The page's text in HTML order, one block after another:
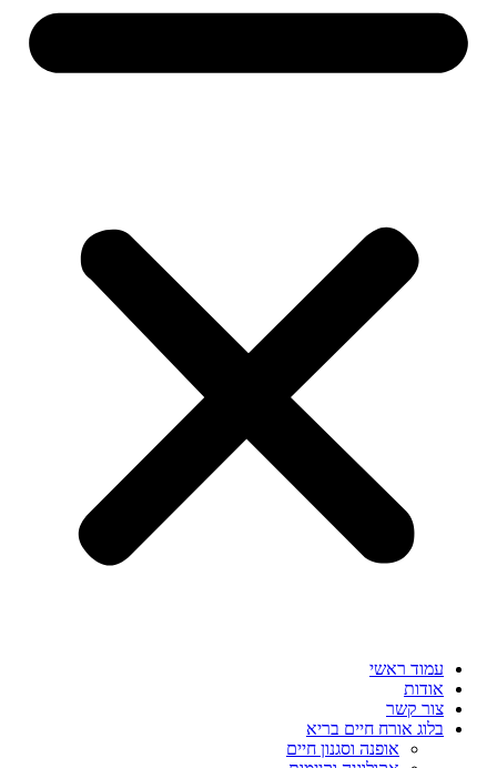
עמוד ראשי
אודות
צור קשר
בלוג אורח חיים בריא
אופנה וסגנון חיים